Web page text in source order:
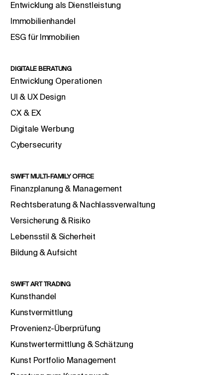
Entwicklung als Dienstleistung
Immobilienhandel
ESG für Immobilien
DIGITALE BERATUNG
Entwicklung Operationen
UI & UX Design
CX & EX
Digitale Werbung
Cybersecurity
SWIFT MULTI-FAMILY OFFICE
Finanzplanung & Management
Rechtsberatung & Nachlassverwaltung
Versicherung & Risiko
Lebensstil & Sicherheit
Bildung & Aufsicht
SWIFT ART TRADING
Kunsthandel
Kunstvermittlung
Provenienz-Überprüfung
Kunstwertermittlung & Schätzung
Kunst Portfolio Management